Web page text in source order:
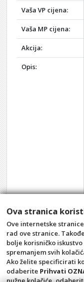
Vaša VP cijena:
Vaša MP cijena:
Akcija:
Opis:
Opći uvjeti
Raskid ugovora – povrat
Ova stranica
Ove internetske
rad ove stranice.
bolje korisničko
spremanjem svih
Ako želite specificirati
odaberite Prihvati